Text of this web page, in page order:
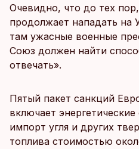
Очевидно, что до тех
продолжает нападать на
там ужасные военные
Союз должен найти
отвечать».
Пятый пакет санкций
включает
импорт угля и других
топлива стоимостью